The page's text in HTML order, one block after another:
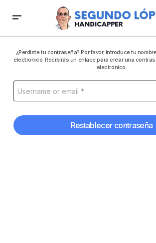
¿Perdiste tu contraseña? Por favor, introduce tu
electrónico. Recibirás un enlace para crear una
electrónico.
Restablecer contraseña